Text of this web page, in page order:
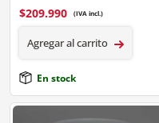
$209.990 (IVA incl.)
Agregar al carrito
En stock